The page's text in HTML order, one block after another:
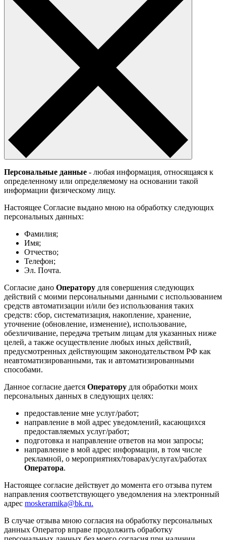
Персональные данные - любая информация, относящаяся к
определенному или определяемому на основании такой
информации физическому лицу.
Настоящее Согласие выдано мною на обработку следующих
персональных данных:
Фамилия;
Имя;
Отчество;
Телефон;
Эл. Почта.
Согласие дано Оператору для совершения следующих
действий с моими персональными данными с использованием
средств автоматизации и/или без использования таких
средств: сбор, систематизация, накопление, хранение,
уточнение (обновление, изменение), использование,
обезличивание, передача третьим лицам для указанных ниже
целей, а также осуществление любых иных действий,
предусмотренных действующим законодательством РФ как
неавтоматизированными, так и автоматизированными
способами.
Данное согласие дается Оператору для обработки моих
персональных данных в следующих целях:
предоставление мне услуг/работ;
направление в мой адрес уведомлений, касающихся
предоставляемых услуг/работ;
подготовка и направление ответов на мои запросы;
направление в мой адрес информации, в том числе
рекламной, о мероприятиях/товарах/услугах/работах
Оператора.
Настоящее согласие действует до момента его отзыва путем
направления соответствующего уведомления на электронный
адрес moskeramika@bk.ru.
В случае отзыва мною согласия на обработку персональных
данных Оператор вправе продолжить обработку